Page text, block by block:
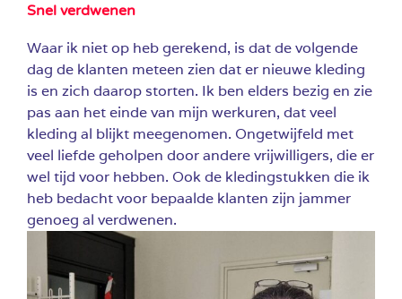
Snel verdwenen
Waar ik niet op heb gerekend, is dat de volgende
dag de klanten meteen zien dat er nieuwe kleding
is en zich daarop storten. Ik ben elders bezig en zie
pas aan het einde van mijn werkuren, dat veel
kleding al blijkt meegenomen. Ongetwijfeld met
veel liefde geholpen door andere vrijwilligers, die er
wel tijd voor hebben. Ook de kledingstukken die ik
heb bedacht voor bepaalde klanten zijn jammer
genoeg al verdwenen.